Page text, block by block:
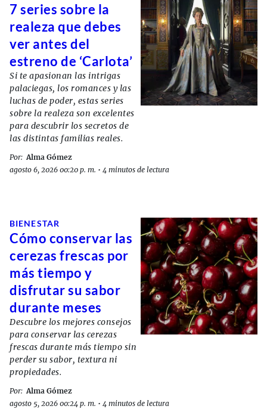
7 series sobre la
realeza que debes
ver antes del
estreno de ‘Carlota’
Si te apasionan las intrigas
palaciegas, los romances y las
luchas de poder, estas series
sobre la realeza son excelentes
para descubrir los secretos de
las distintas familias reales.
Por: Alma Gómez
agosto 6, 2026 00:20 p. m. • 4 minutos de lectura
BIENESTAR
Cómo conservar las
cerezas frescas por
más tiempo y
disfrutar su sabor
durante meses
Descubre los mejores consejos
para conservar las cerezas
frescas durante más tiempo sin
perder su sabor, textura ni
propiedades.
Por: Alma Gómez
agosto 5, 2026 00:24 p. m. • 4 minutos de lectura